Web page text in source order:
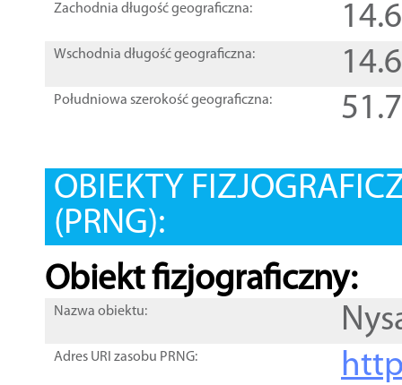
Zachodnia długość geograficzna:
Wschodnia długość geograficzna:
Południowa szerokość geograficzna:
OBIEKTY
(PRNG):
Obiekt fizjograficzny:
Nazwa obiektu:
Adres URI zasobu PRNG: